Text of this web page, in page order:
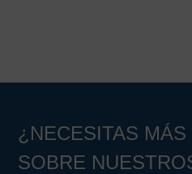
¿NECESITAS
SOBRE